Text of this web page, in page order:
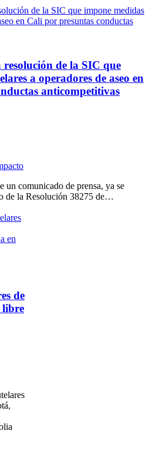
de la SIC que
a operadores de aseo en
anticompetitivas
un comunicado de prensa, ya se
de la Resolución 38275 de…
de
libre